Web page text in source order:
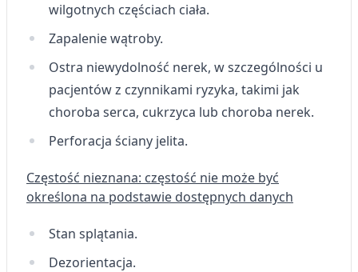
wilgotnych częściach ciała.
Zapalenie wątroby.
Ostra niewydolność nerek, w szczególności u
pacjentów z czynnikami ryzyka, takimi jak
choroba serca, cukrzyca lub choroba nerek.
Perforacja ściany jelita.
Częstość nieznana: częstość nie może być
określona na podstawie dostępnych danych
Stan splątania.
Dezorientacja.